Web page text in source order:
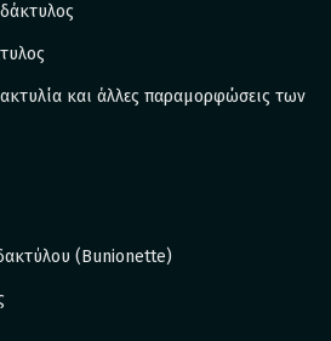
και άλλες παραμορφώσεις των
(Bunionette)